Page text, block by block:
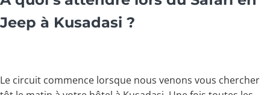
Jeep à Kusadasi ?
Le circuit commence lorsque nous venons vous chercher